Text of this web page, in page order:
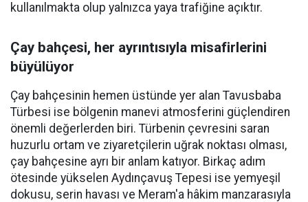
kullanılmakta olup yalnızca yaya trafiğine açıktır.
Çay bahçesi, her ayrıntısıyla misafirlerini
büyülüyor
Çay bahçesinin hemen üstünde yer alan Tavusbaba
Türbesi ise bölgenin manevi atmosferini güçlendiren
önemli değerlerden biri. Türbenin çevresini saran
huzurlu ortam ve ziyaretçilerin uğrak noktası olması,
çay bahçesine ayrı bir anlam katıyor. Birkaç adım
ötesinde yükselen Aydınçavuş Tepesi ise yemyeşil
dokusu, serin havası ve Meram'a hâkim manzarasıyla